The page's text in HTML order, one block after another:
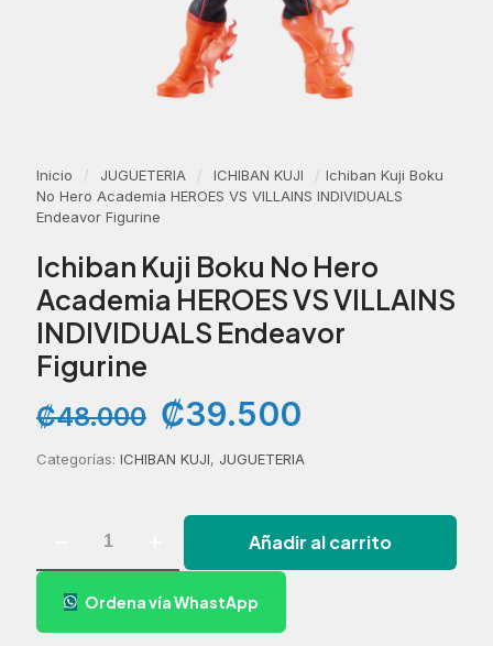
Inicio / JUGUETERIA / ICHIBAN KUJI / Ichiban Kuji Boku
No Hero Academia HEROES VS VILLAINS INDIVIDUALS
Endeavor Figurine
Ichiban Kuji Boku No Hero
Academia HEROES VS VILLAINS
INDIVIDUALS Endeavor
Figurine
₡48.000 El
precio
original
era:
₡39.500
actual
es:
Categorías: ICHIBAN KUJI, JUGUETERIA
Hero
Academia
Añadir al carrito
Ordena vía WhastApp